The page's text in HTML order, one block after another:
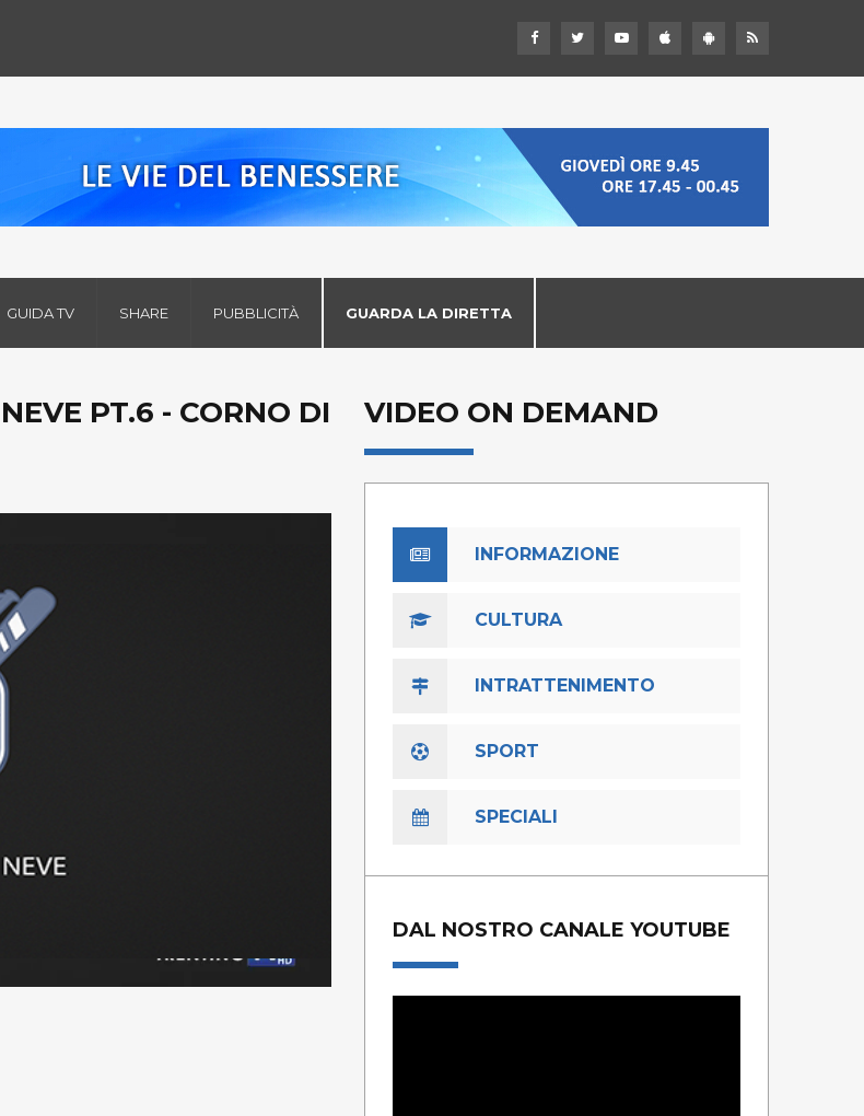
GUIDA TV SHARE PUBBLICITÀ GUARDA LA DIRETTA
PT.6 - CORNO DI
VIDEO ON DEMAND
INFORMAZIONE
CULTURA
INTRATTENIMENTO
SPORT
SPECIALI
DAL NOSTRO CANALE YOUTUBE